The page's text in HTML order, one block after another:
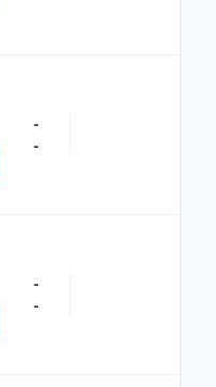
-
-
-
-